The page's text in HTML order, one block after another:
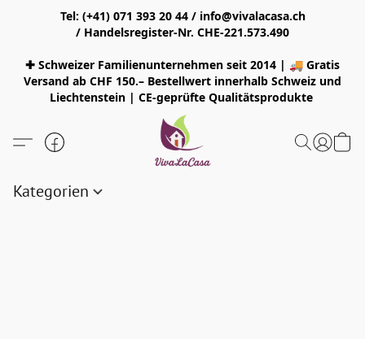
Tel: (+41) 071 393 20 44 / info@vivalacasa.ch
/ Handelsregister-Nr. CHE-221.573.490
✚ Schweizer Familienunternehmen seit 2014 | 🚚 Gratis
Versand ab CHF 150.– Bestellwert innerhalb Schweiz und
Liechtenstein | CE-geprüfte Qualitätsprodukte
Kategorien